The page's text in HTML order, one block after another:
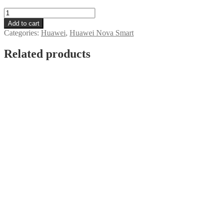
Futrola
na
preklop
Huawei
Smart
Add to cart
Categories: Huawei, Huawei Nova Smart
Related products